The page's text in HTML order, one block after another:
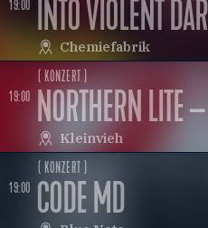
19:00 INTO VIOLENT
Chemiefabrik
19:00
( KONZERT )
NORTHERN LITE
Kleinvieh
19:00
( KONZERT )
CODE MD